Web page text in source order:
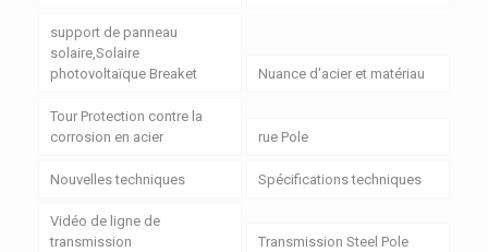
support de panneau
solaire,Solaire
photovoltaïque Breaket
Nuance d'acier et matériau
Tour Protection contre la
corrosion en acier
rue Pole
Nouvelles techniques Spécifications techniques
Vidéo de ligne de
transmission
Transmission Steel Pole